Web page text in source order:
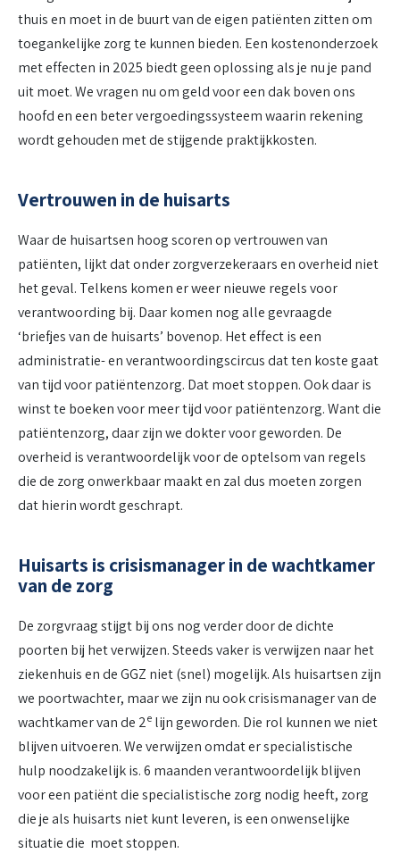
thuis en moet in de buurt van de eigen patiënten zitten om
toegankelijke zorg te kunnen bieden. Een kostenonderzoek
met effecten in 2025 biedt geen oplossing als je nu je pand
uit moet. We vragen nu om geld voor een dak boven ons
hoofd en een beter vergoedingssysteem waarin rekening
wordt gehouden met de stijgende praktijkkosten.
Vertrouwen in de huisarts
Waar de huisartsen hoog scoren op vertrouwen van
patiënten, lijkt dat onder zorgverzekeraars en overheid niet
het geval. Telkens komen er weer nieuwe regels voor
verantwoording bij. Daar komen nog alle gevraagde
‘briefjes van de huisarts’ bovenop. Het effect is een
administratie- en verantwoordingscircus dat ten koste gaat
van tijd voor patiëntenzorg. Dat moet stoppen. Ook daar is
winst te boeken voor meer tijd voor patiëntenzorg. Want die
patiëntenzorg, daar zijn we dokter voor geworden. De
overheid is verantwoordelijk voor de optelsom van regels
die de zorg onwerkbaar maakt en zal dus moeten zorgen
dat hierin wordt geschrapt.
Huisarts is crisismanager in de wachtkamer
van de zorg
De zorgvraag stijgt bij ons nog verder door de dichte
poorten bij het verwijzen. Steeds vaker is verwijzen naar het
ziekenhuis en de GGZ niet (snel) mogelijk. Als huisartsen zijn
we poortwachter, maar we zijn nu ook crisismanager van de
wachtkamer van de 2e lijn geworden. Die rol kunnen we niet
blijven uitvoeren. We verwijzen omdat er specialistische
hulp noodzakelijk is. 6 maanden verantwoordelijk blijven
voor een patiënt die specialistische zorg nodig heeft, zorg
die je als huisarts niet kunt leveren, is een onwenselijke
situatie die moet stoppen.